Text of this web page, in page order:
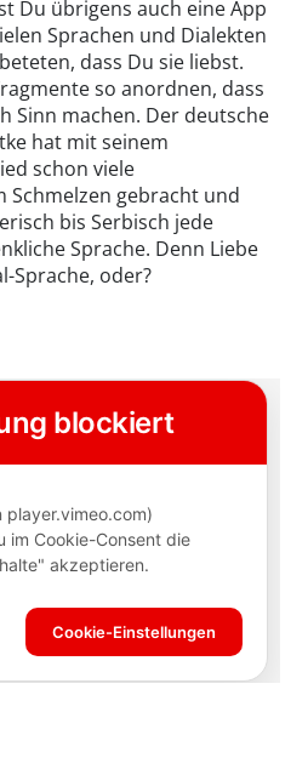
Du übrigens auch eine App
Sprachen und Dialekten
dass Du sie liebst.
so anordnen, dass
Sinn machen. Der deutsche
hat mit seinem
schon viele
Schmelzen gebracht und
bis Serbisch jede
Sprache. Denn Liebe
Sprache, oder?